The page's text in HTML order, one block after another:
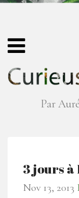
Par
3 jours à
Nov 13, 2013